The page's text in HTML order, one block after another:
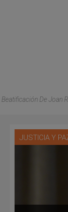
Beatificación De Joan
JUSTICIA Y